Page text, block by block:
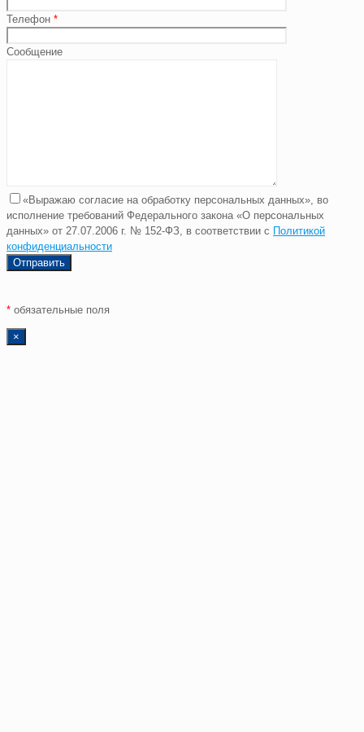
Телефон *
Сообщение
«Выражаю согласие на обработку персональных данных», во
исполнение требований Федерального закона «О персональных
данных» от 27.07.2006 г. № 152-ФЗ, в соответствии с Политикой
конфиденциальности
* обязательные поля
×